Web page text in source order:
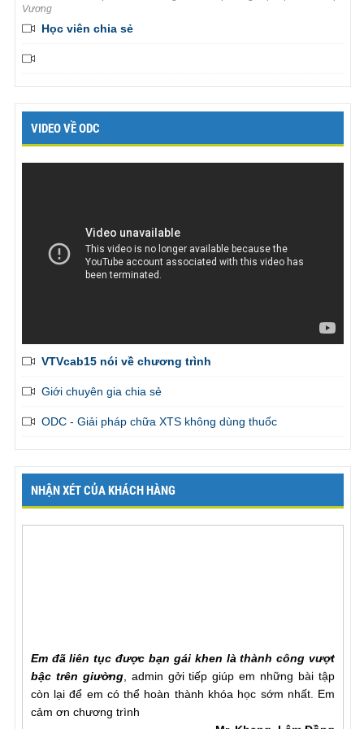
Vương
Học viên chia sẻ
VIDEO VỀ ODC
VTVcab15 nói về chương trình
Giới chuyên gia chia sẻ
ODC - Giải pháp chữa XTS không dùng thuốc
NHẬN XÉT CỦA KHÁCH HÀNG
bậc trên giường, admin gởi tiếp giúp em những bài tập
còn lại để em có thể hoàn thành khóa học sớm nhất. Em
cảm ơn chương trình